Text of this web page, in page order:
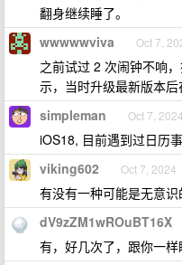
翻身继续睡了。
wwwwwviva Oct 7,
之前试过 2 次闹钟不响
示，当时升级最新版本
simpleman Oct 7, 2024
iOS18, 目前遇到过日历
viking602 Oct 7, 2024
有没有一种可能是无意识
dV9zZM1wROuBT16X
有，好几次了，跟你一